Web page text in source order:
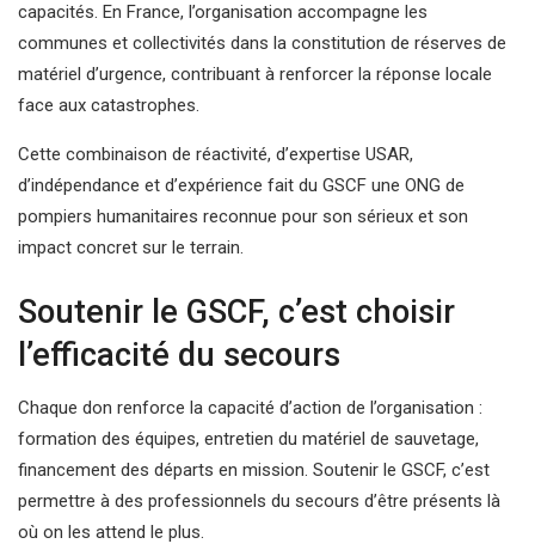
capacités. En France, l’organisation accompagne les
communes et collectivités dans la constitution de réserves de
matériel d’urgence, contribuant à renforcer la réponse locale
face aux catastrophes.
Cette combinaison de réactivité, d’expertise USAR,
d’indépendance et d’expérience fait du GSCF une ONG de
pompiers humanitaires reconnue pour son sérieux et son
impact concret sur le terrain.
Soutenir le GSCF, c’est choisir
l’efficacité du secours
Chaque don renforce la capacité d’action de l’organisation :
formation des équipes, entretien du matériel de sauvetage,
financement des départs en mission. Soutenir le GSCF, c’est
permettre à des professionnels du secours d’être présents là
où on les attend le plus.